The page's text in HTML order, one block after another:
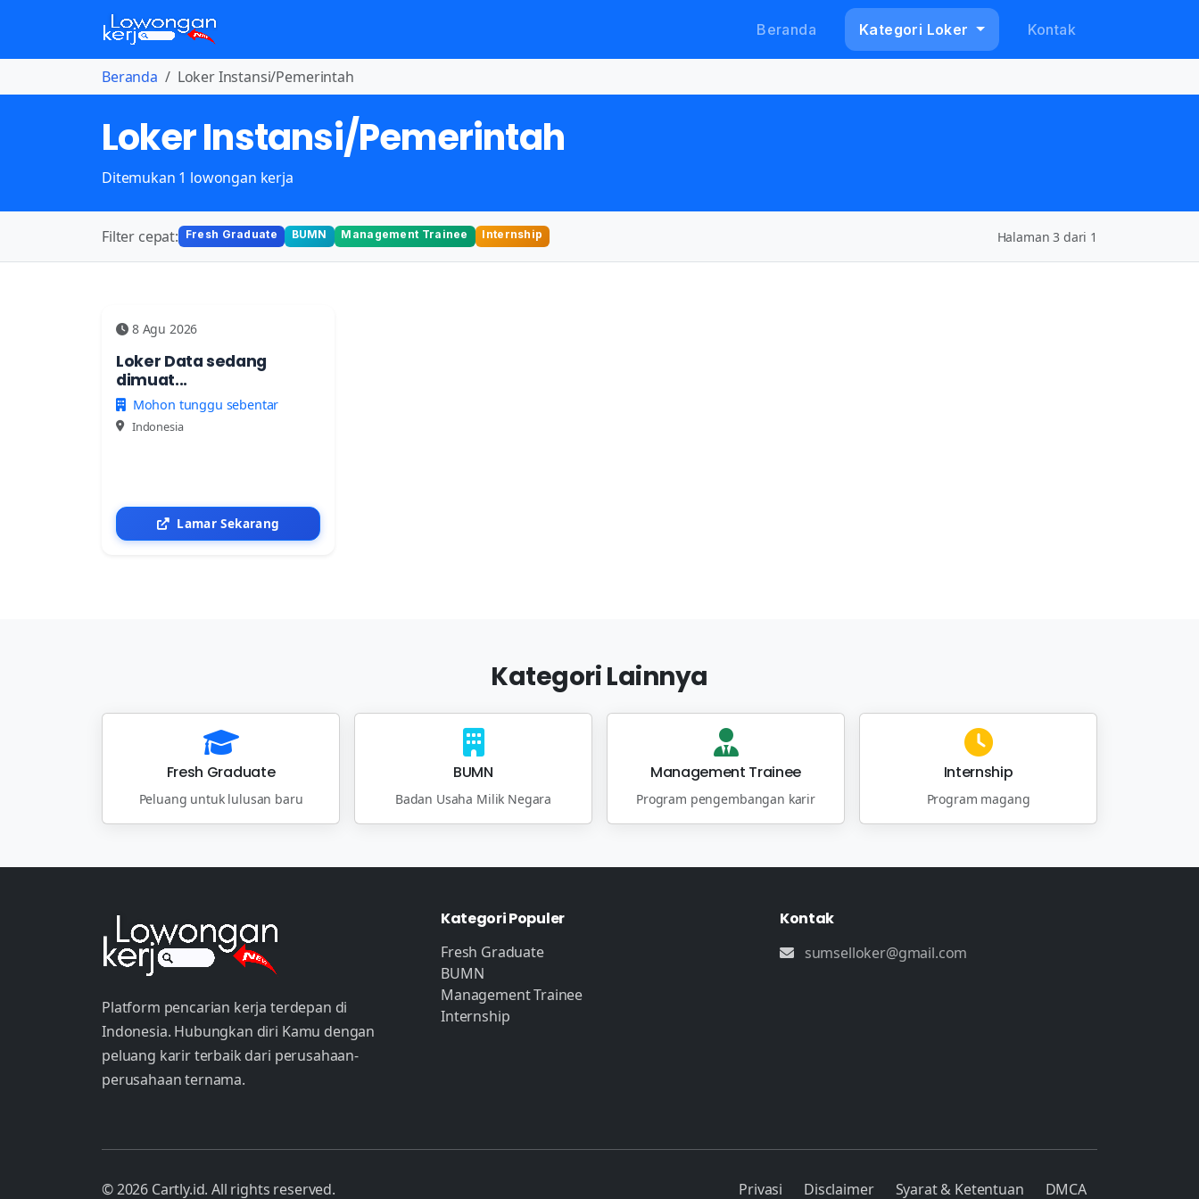
Beranda Kategori Loker Kontak
Beranda Loker Instansi/Pemerintah
Loker Instansi/Pemerintah
Ditemukan 1 lowongan kerja
Filter cepat: Fresh Graduate BUMN Management Trainee Internship Halaman 3 dari 1
8 Agu 2026
Loker Data sedang
dimuat...
Mohon tunggu sebentar
Indonesia
Lamar Sekarang
Kategori Lainnya
Fresh Graduate
Peluang untuk lulusan baru
BUMN
Badan Usaha Milik Negara
Management Trainee
Program pengembangan karir
Internship
Program magang
Platform pencarian kerja terdepan di
Indonesia. Hubungkan diri Kamu dengan
peluang karir terbaik dari perusahaan-
perusahaan ternama.
Kategori Populer
Fresh Graduate
BUMN
Management Trainee
Internship
Kontak
sumselloker@gmail.com
© 2026 Cartly.id. All rights reserved. Privasi Disclaimer Syarat & Ketentuan DMCA